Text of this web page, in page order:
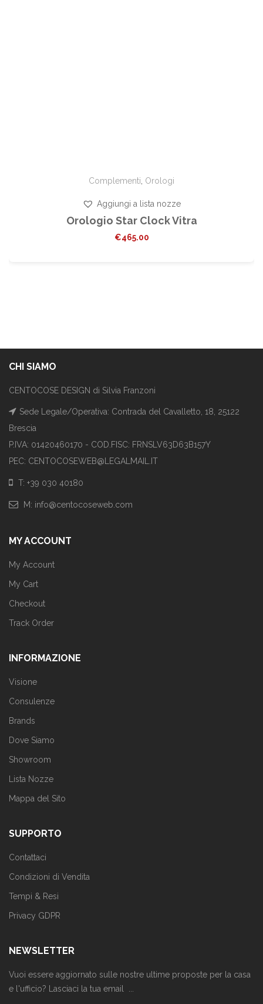
Complementi Orologi
Aggiungi a lista nozze
Orologio Star Clock Vitra
€465.00
CHI SIAMO
CENTOCOSE DESIGN di Silvia Franzoni
Sede Legale/Operativa: Contrada del Cavalletto, 18, 25122
Brescia
P.IVA: 01420460170 - COD.FISC: FRNSLV63D63B157Y
PEC: CENTOCOSEWEB@LEGALMAIL.IT
T: +39 030 40180
M: info@centocoseweb.com
MY ACCOUNT
My Account
My Cart
Checkout
Track Order
INFORMAZIONE
Visione
Consulenze
Brands
Dove Siamo
Showroom
Lista Nozze
Mappa del Sito
SUPPORTO
Contattaci
Condizioni di Vendita
Tempi & Resi
Privacy GDPR
NEWSLETTER
Vuoi essere aggiornato sulle nostre ultime proposte per la casa
e l'ufficio? Lasciaci la tua email ...